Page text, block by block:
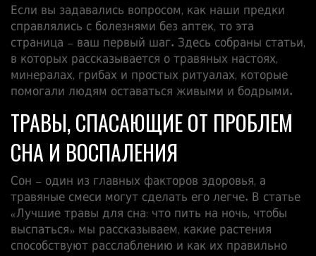
Если вы задавались вопросом, как наши предки
справлялись с болезнями без аптек, то эта
страница – ваш первый шаг. Здесь собраны статьи,
в которых рассказывается о травяных настоях,
минералах, грибах и простых ритуалах, которые
помогали людям оставаться живыми и бодрыми.
ТРАВЫ, СПАСАЮЩИЕ ОТ ПРОБЛЕМ
СНА И ВОСПАЛЕНИЯ
Сон – один из главных факторов здоровья, а
травяные смеси могут сделать его легче. В статье
«Лучшие травы для сна: что пить на ночь, чтобы
выспаться» мы рассказываем, какие растения
способствуют расслаблению и как их правильно